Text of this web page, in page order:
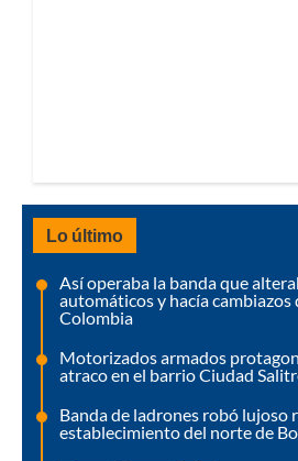
Lo último
Así operaba la banda que
automáticos y hacía cambiazos
Colombia
Motorizados armados
atraco en el barrio Ciudad
Banda de ladrones robó lujoso
establecimiento del norte de